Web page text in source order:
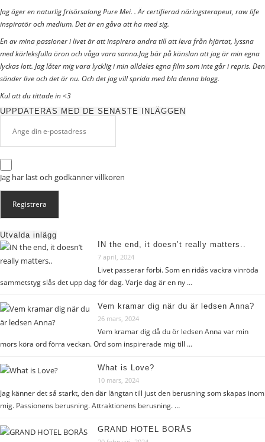
Jag äger en naturlig frisörsalong Pure Mei. . Är certifierad näringsterapeut, raw life
inspiratör och medium. Det är en gåva att ha med sig.
En av mina passioner i livet är att inspirera andra till att leva från hjärtat, lyssna
med kärleksfulla öron och våga vara sanna.Jag bär på känslan att jag är min egna
lyckas lott. Jag låter mig vara lycklig i min alldeles egna film som inte går i repris. Den
sänder live och det är nu. Och det jag vill sprida med bla denna blogg.
Kul att du tittade in <3
UPPDATERAS MED DE SENASTE INLÄGGEN
Jag har läst och godkännervillkoren
Utvalda inlägg
IN the end, it doesn’t really matters..
7 april, 2024
Livet passerar förbi. Som en ridås vackra vinröda
sammetstyg slås det upp dag för dag. Varje dag är en ny …
Vem kramar dig när du är ledsen Anna?
26 mars, 2024
Vem kramar dig då du ör ledsen Anna var min
mors köra ord förra veckan. Ord som inspirerade mig till …
What is Love?
10 mars, 2024
Jag känner det så starkt, den där längtan till just den berusning som skapas inom
mig. Passionens berusning. Attraktionens berusning. …
GRAND HOTEL BORÅS